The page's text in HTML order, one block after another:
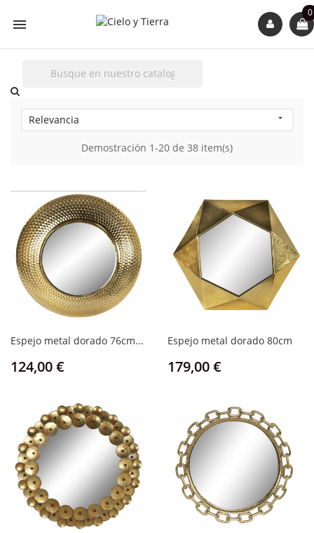

0
Relevancia 
Demostración 1-20 de 38 item(s)
Espejo metal dorado 76cm...
Precio
124,00 €
Espejo metal dorado 80cm
Precio
179,00 €